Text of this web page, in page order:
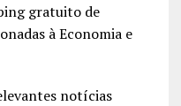
gratuito de
à Economia e
notícias